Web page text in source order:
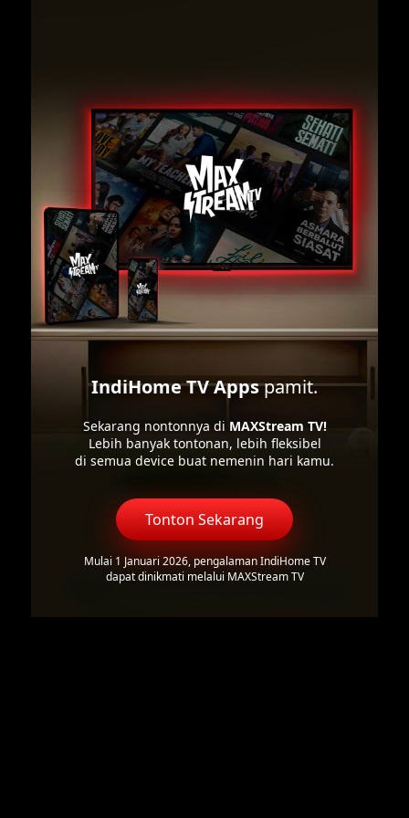
IndiHome TV Appspamit.
Sekarang nontonnya di MAXStream TV!
Lebih banyak tontonan, lebih fleksibel
di semua device buat nemenin hari kamu.
Tonton Sekarang
Mulai 1 Januari 2026, pengalaman IndiHome TV
dapat dinikmati melalui MAXStream TV